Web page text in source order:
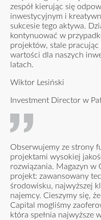
zespół kierując się
inwestycyjnym i
sukcesie tego aktywa.
kontynuować w
projektów, stale
wartości dla naszych
latach.
Wiktor Lesiński
Investment Director w
Obserwujemy ze strony
projektami wysokiej
rozwiązania. Magazyn w
projekt: zawansowany
środowisku, najwyższej
najemcy. Cieszymy się,
Capital mogliśmy
która spełnia najwyższe